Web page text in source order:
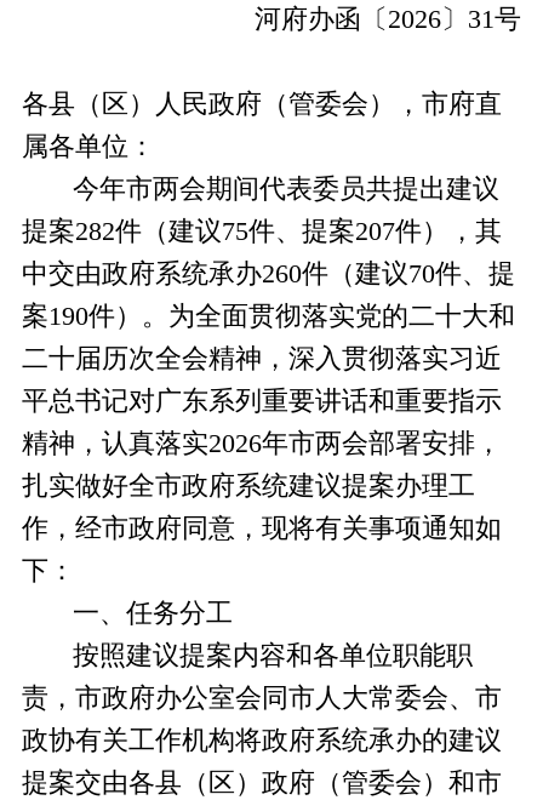
河府办函〔 2026 〕 31号
各县（区）人民政府（管委会），市府直
属各单位：
今年市两会期间代表委员共提出建议
提案282件（建议75件、提案207件），其
中交由政府系统承办260件（建议70件、提
案190件）。为全面贯彻落实党的二十大和
二十届历次全会精神，深入贯彻落实习近
平总书记对广东系列重要讲话和重要指示
精神，认真落实2026年市两会部署安排，
扎实做好全市政府系统建议提案办理工
作，经市政府同意，现将有关事项通知如
下：
一、任务分工
按照建议提案内容和各单位职能职
责，市政府办公室会同市人大常委会、市
政协有关工作机构将政府系统承办的建议
提案交由各县（区）政府（管委会）和市